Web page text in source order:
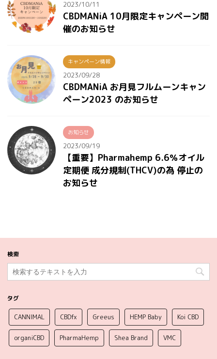
2023/10/11
CBDMANiA 10月限定キャンペーン開
催のお知らせ
キャンペーン情報
2023/09/28
CBDMANiA お月見フルムーンキャン
ペーン2023 のお知らせ
お知らせ
2023/09/19
【重要】Pharmahemp 6.6％オイル
定期便 成分規制(THCV)の為 停止の
お知らせ
検索
タグ
CANNIMAL CBDfx Greeus HEMP Baby Koi CBD
organiCBD PharmaHemp Shea Brand VMC